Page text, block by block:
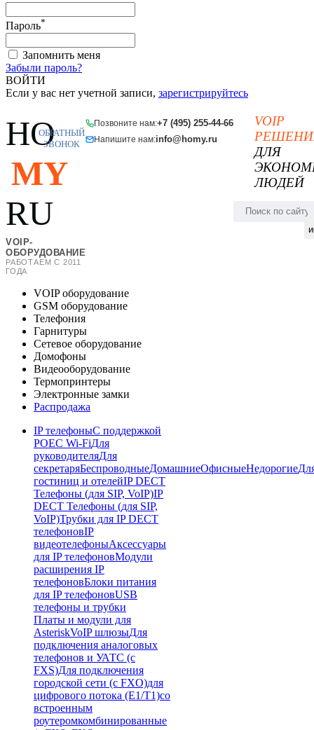
Пароль*
Запомнить меня
Забыли пароль?
ВОЙТИ
Если у вас нет учетной записи, зарегистрируйтесь
HO
MY
RU
VOIP-
ОБОРУДОВАНИЕ
РАБОТАЕМ С 2011
ГОДА
Позвоните нам:+7 (495) 255-44-66
Напишите нам:info@homy.ru
ОБРАТНЫЙ
ЗВОНОК
VOIP
ДЛЯ
ЛЮДЕЙ
VOIP оборудование
GSM оборудование
Телефония
Гарнитуры
Сетевое оборудование
Домофоны
Видеооборудование
Термопринтеры
Электронные замки
Распродажа
IP телефоныС поддержкой
POEC Wi-FiДля
руководителяДля
секретаряБеспроводныеДомашниеОфисныеНедорогие
гостиниц и отелейIP DECT
Телефоны (для SIP, VoIP)IP
DECT Телефоны (для SIP,
VoIP)Трубки для IP DECT
телефоновIP
видеотелефоныАксессуары
для IP телефоновМодули
расширения IP
телефоновБлоки питания
для IP телефоновUSB
телефоны и трубки
Платы и модули для
AsteriskVoIP шлюзыДля
подключения аналоговых
телефонов и УАТС (с
FXS)Для подключения
городской сети (с FXO)для
цифрового потока (E1/T1)со
встроенным
роутеромкомбинированные